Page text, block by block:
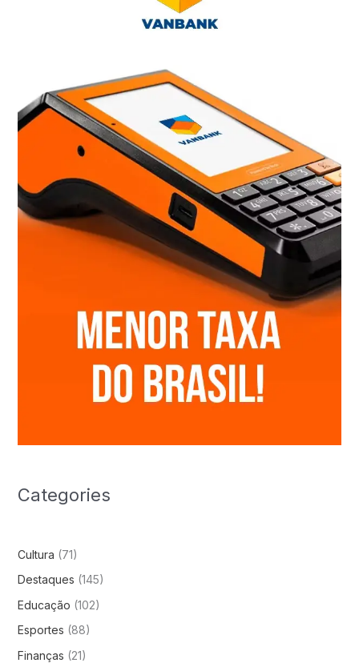
Categories
Cultura (71)
Destaques (145)
Educação (102)
Esportes (88)
Finanças (21)